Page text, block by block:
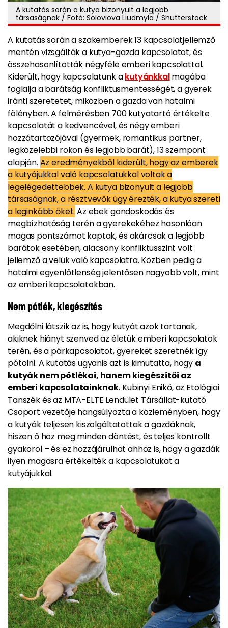
A kutatás során a kutya bizonyult a legjobb
társaságnak / Fotó: Soloviova Liudmyla / Shutterstock
A kutatás során a szakemberek 13 kapcsolatjellemző
mentén vizsgálták a kutya-gazda kapcsolatot, és
összehasonlították négyféle emberi kapcsolattal.
Kiderült, hogy kapcsolatunk akutyánkkalmagába
foglalja a barátság konfliktusmentességét, a gyerek
iránti szeretetet, miközben a gazda van hatalmi
fölényben. A felmérésben 700 kutyatartó értékelte
kapcsolatát a kedvencével, és négy emberi
hozzátartozójával (gyermek, romantikus partner,
legközelebbi rokon és legjobb barát), 13 szempont
alapján. Az eredményekből kiderült, hogy az emberek
a kutyájukkal való kapcsolatukkal voltak a
legelégedettebbek. A kutya bizonyult a legjobb
társaságnak, a résztvevők úgy érezték, a kutya szereti
a leginkább őket. Az ebek gondoskodás és
megbízhatóság terén a gyerekekéhez hasonlóan
magas pontszámot kaptak, és akárcsak a legjobb
barátok esetében, alacsony konfliktusszint volt
jellemző a velük való kapcsolatra. Közben pedig a
hatalmi egyenlőtlenség jelentősen nagyobb volt, mint
az emberi kapcsolatokban.
Nem pótlék, kiegészítés
Megdőlni látszik az is, hogy kutyát azok tartanak,
akiknek hiányt szenved az életük emberi kapcsolatok
terén, és a párkapcsolatot, gyereket szeretnék így
pótolni. A kutatás ugyanis azt is kimutatta, hogy a
kutyák nem pótlékai, hanem kiegészítői az
emberi kapcsolatainknak. Kubinyi Enikő, az Etológiai
Tanszék és az MTA-ELTE Lendület Társállat-kutató
Csoport vezetője hangsúlyozta a közleményben, hogy
a kutyák teljesen kiszolgáltatottak a gazdáknak,
hiszen ő hoz meg minden döntést, és teljes kontrollt
gyakorol – és ez hozzájárulhat ahhoz is, hogy a gazdák
ilyen magasra értékelték a kapcsolatukat a
kutyájukkal.